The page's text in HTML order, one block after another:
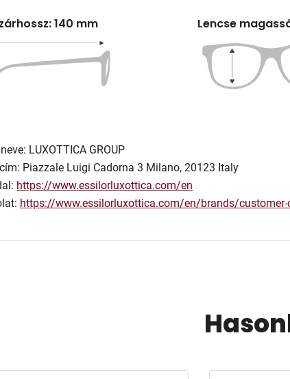
140 mm Lencse
LUXOTTICA GROUP
Piazzale Luigi Cadorna 3 Milano, 20123 Italy
https://www.essilorluxottica.com/en
https://www.essilorluxottica.com/en/brands/customer-